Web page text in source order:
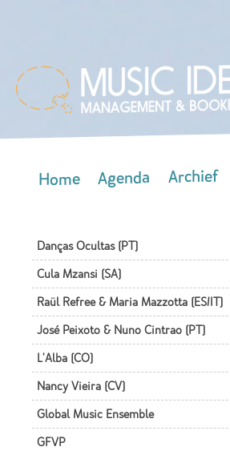
Home Agenda Archief
Danças Ocultas (PT)
Cula Mzansi (SA)
Raül Refree & Maria Mazzotta (ES/IT)
José Peixoto & Nuno Cintrao (PT)
L'Alba (CO)
Nancy Vieira (CV)
Global Music Ensemble
GFVP